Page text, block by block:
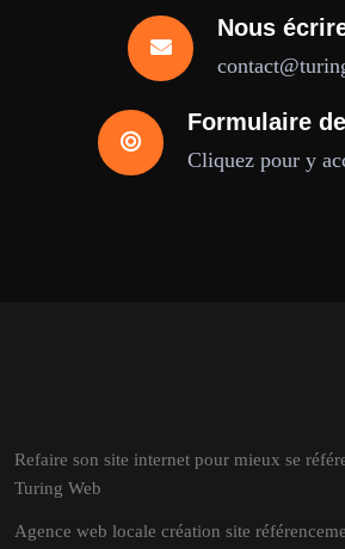
Nous
Formulaire
Cliquez pour y
Refaire son site internet pour mieux se
Turing Web
Agence web locale création site